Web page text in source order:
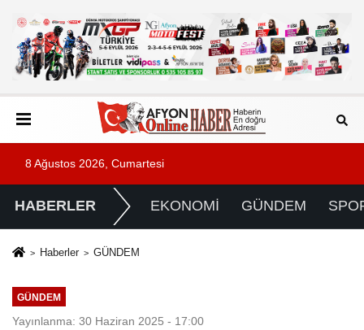
8 Ağustos 2026, Cumartesi
HABERLER EKONOMİ GÜNDEM
Haberler GÜNDEM
GÜNDEM
Yayınlanma: 30 Haziran 2025 - 17:00